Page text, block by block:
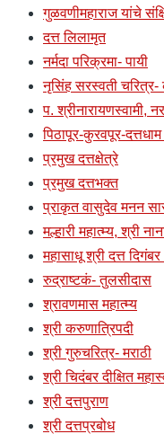
गुळवणीमहाराज यांचे
दत्त लिलामृत
नर्मदा परिक्रमा- पायी
नृसिंह सरस्वती चरित्र-
प. श्रीनारायणस्वामी,
पिठापूर-कुरवपूर-दत्तधाम
प्रमुख दत्तक्षेत्रे
प्रमुख दत्तभक्त
प्राकृत वासुदेव मनन
मल्हारी महात्म्य, श्री
महासाधू श्री दत्त
रुद्राष्टकं- तुलसीदास
श्रावणमास महात्म्य
श्री करुणात्रिपदी
श्री गुरुचरित्र- मराठी
श्री चिदंबर दीक्षित
श्री दत्तपुराण
श्री दत्तप्रबोध